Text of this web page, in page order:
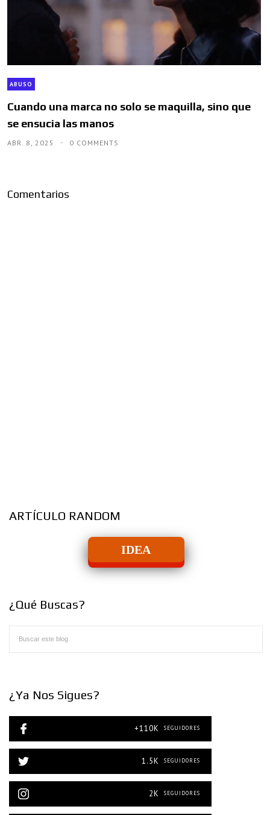
ABUSO
Cuando una marca no solo se maquilla, sino que
se ensucia las manos
ABR. 8, 2025 0 COMMENTS
Comentarios
ARTÍCULO RANDOM
IDEA
¿Qué Buscas?
¿Ya Nos Sigues?
+110K SEGUIDORES
1.5K SEGUIDORES
2K SEGUIDORES